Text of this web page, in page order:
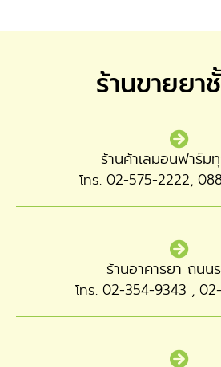
ร้านขายยา
ร้านค้าเลมอนฟาร์ม
โทร. 02-575-2222,
ร้านอาคารยา ถนน
โทร. 02-354-9343 ,